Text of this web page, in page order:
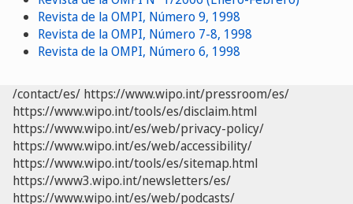
Revista de la OMPI, Número 9, 1998
Revista de la OMPI, Número 7-8, 1998
Revista de la OMPI, Número 6, 1998
/contact/es/ https://www.wipo.int/pressroom/es/
https://www.wipo.int/tools/es/disclaim.html
https://www.wipo.int/es/web/privacy-policy/
https://www.wipo.int/es/web/accessibility/
https://www.wipo.int/tools/es/sitemap.html
https://www3.wipo.int/newsletters/es/
https://www.wipo.int/es/web/podcasts/